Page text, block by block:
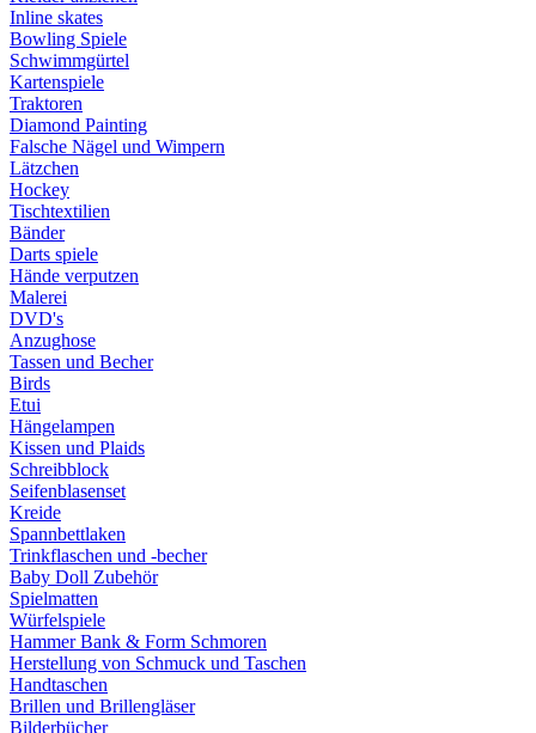
Inline skates
Bowling Spiele
Schwimmgürtel
Kartenspiele
Traktoren
Diamond Painting
Falsche Nägel und Wimpern
Lätzchen
Hockey
Tischtextilien
Bänder
Darts spiele
Hände verputzen
Malerei
DVD's
Anzughose
Tassen und Becher
Birds
Etui
Hängelampen
Kissen und Plaids
Schreibblock
Seifenblasenset
Kreide
Spannbettlaken
Trinkflaschen und -becher
Baby Doll Zubehör
Spielmatten
Würfelspiele
Hammer Bank & Form Schmoren
Herstellung von Schmuck und Taschen
Handtaschen
Brillen und Brillengläser
Bilderbücher